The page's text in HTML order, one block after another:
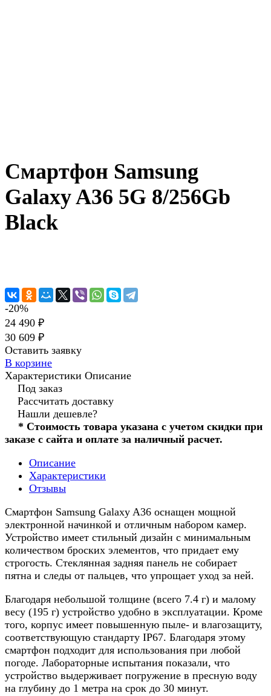
Смартфон Samsung
Galaxy A36 5G 8/256Gb
Black
-20%
24 490 ₽
30 609 ₽
Оставить заявку
В корзине
Характеристики Описание
Под заказ
Рассчитать доставку
Нашли дешевле?
* Стоимость товара указана с учетом скидки при
заказе с сайта и оплате за наличный расчет.
Описание
Характеристики
Отзывы
Смартфон Samsung Galaxy A36 оснащен мощной
электронной начинкой и отличным набором камер.
Устройство имеет стильный дизайн с минимальным
количеством броских элементов, что придает ему
строгость. Стеклянная задняя панель не собирает
пятна и следы от пальцев, что упрощает уход за ней.
Благодаря небольшой толщине (всего 7.4 г) и малому
весу (195 г) устройство удобно в эксплуатации. Кроме
того, корпус имеет повышенную пыле- и влагозащиту,
соответствующую стандарту IP67. Благодаря этому
смартфон подходит для использования при любой
погоде. Лабораторные испытания показали, что
устройство выдерживает погружение в пресную воду
на глубину до 1 метра на срок до 30 минут.